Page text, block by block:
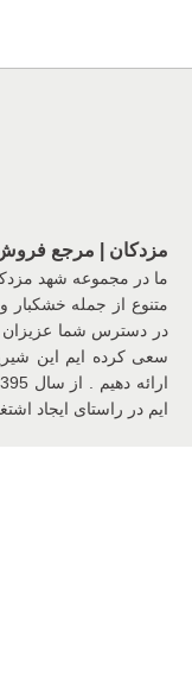
مزدکان | مرجع فروش
ما در مجموعه شهد
متنوع از جمله خشکبار
در دسترس شما
سعی کرده ایم این
ایم در راستای ایجاد